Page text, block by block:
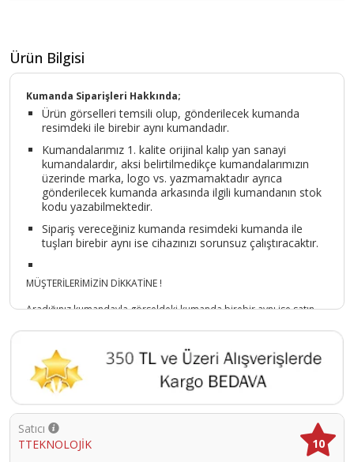
Ürün Bilgisi
Kumanda Siparişleri Hakkında;
Ürün görselleri temsili olup, gönderilecek kumanda
resimdeki ile birebir aynı kumandadır.
Kumandalarımız 1. kalite orijinal kalıp yan sanayi
kumandalardır, aksi belirtilmedikçe kumandalarımızın
üzerinde marka, logo vs. yazmamaktadır ayrıca
gönderilecek kumanda arkasında ilgili kumandanın stok
kodu yazabilmektedir.
Sipariş vereceğiniz kumanda resimdeki kumanda ile
tuşları birebir aynı ise cihazınızı sorunsuz çalıştıracaktır.
MÜŞTERİLERİMİZİN DİKKATİNE !
Aradığınız kumandayla görseldeki kumanda birebir aynı ise satın
geçiniz
TTEKNOLOJİK (SAMSUN)
Ürün Kodu :2399-TTEK-40-hrt900x55
Satıcı
TTEKNOLOJİK
10